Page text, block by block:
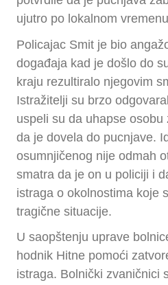
ujutro po lokalnom
Policajac Smit je bio
događaja kad je došlo do
kraju rezultiralo njegovim
Istražitelji su brzo
uspeli su da uhapse osobu
da je dovela do pucnjave.
osumnjičenog nije odmah
smatra da je on u policiji i
istraga o okolnostima koje
tragične situacije.
U saopštenju uprave
hodnik Hitne pomoći
istraga. Bolnički zvaničnici